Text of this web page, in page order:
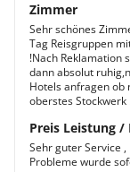
Zimmer
Sehr schönes
Tag Reisgruppen
!Nach Reklamation
dann absolut
Hotels anfragen ob
oberstes Stockwerk
Preis Leistung /
Sehr guter Service
Probleme wurde